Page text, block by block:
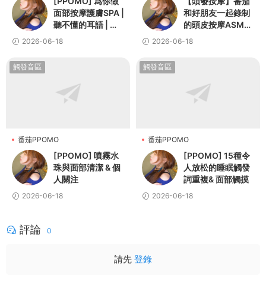
面部按摩護膚SPA |
聽不懂的耳語 | 個
人關注
2026-06-18
和好朋友一起錄制
的頭皮按摩ASMR
💆👩
2026-06-18
觸發音區
番茄PPOMO
[PPOMO] 噴霧水
珠與面部清潔 & 個
人關注
2026-06-18
觸發音區
番茄PPOMO
[PPOMO] 15種令
人放松的睡眠觸發
詞重複& 面部觸摸
2026-06-18
評論 0
請先 登錄